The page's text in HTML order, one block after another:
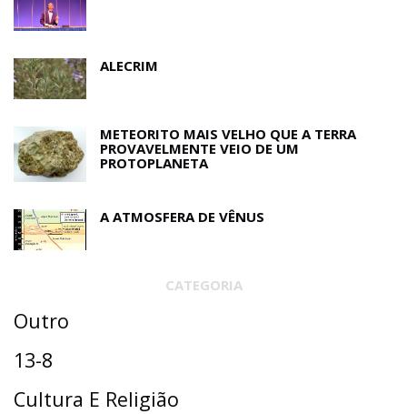
ALECRIM
METEORITO MAIS VELHO QUE A TERRA
PROVAVELMENTE VEIO DE UM
PROTOPLANETA
A ATMOSFERA DE VÊNUS
CATEGORIA
Outro
13-8
Cultura E Religião